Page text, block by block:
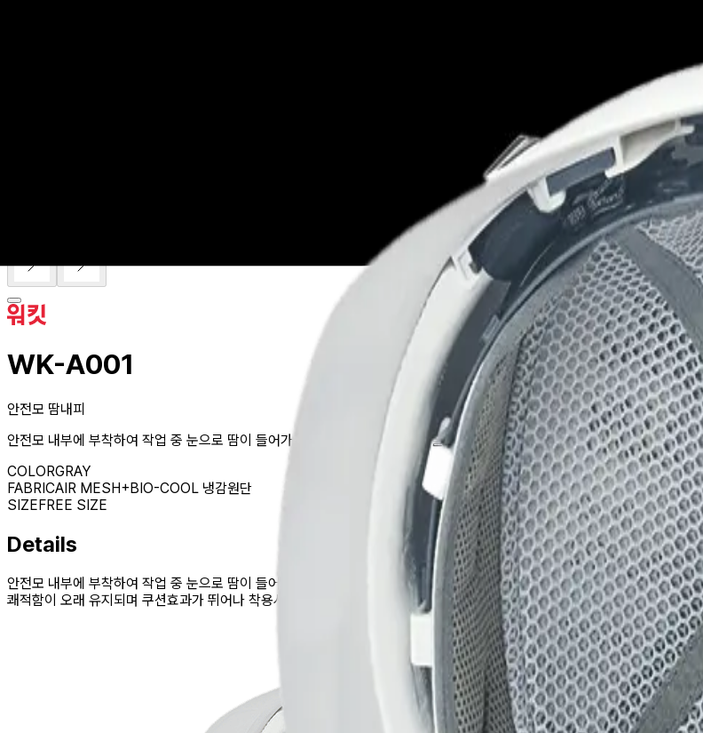
WK-A001
안전모 땀내피
안전모 내부에 부착하여 작업 중 눈으로 땀이 들어가 발생할 수 있는 안전사고를 예방해주는 안전모 땀내피
COLORGRAY
FABRICAIR MESH+BIO-COOL 냉감원단
SIZEFREE SIZE
Details
안전모 내부에 부착하여 작업 중 눈으로 땀이 들어가 발생할 수 있는 안전사고를 예방해주는 제품입니다. 3겹의 BIO-COOL
쾌적함이 오래 유지되며 쿠션효과가 뛰어나 착용시 편안함이 극대화 됩니다. 또한 AIR MESH 소재를 채택해 공기의 흐름이